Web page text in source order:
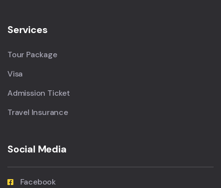
Services
Tour Package
Visa
Admission Ticket
Travel Insurance
Social Media
Facebook